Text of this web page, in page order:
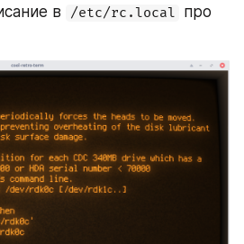
в
/etc/rc.local про